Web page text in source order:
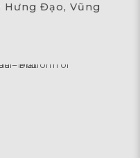
Hưng Đạo, Vũng